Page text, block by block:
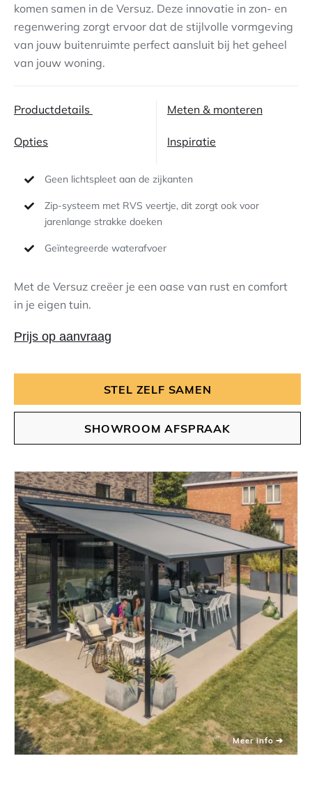
Contact
komen samen in de Versuz. Deze innovatie in zon- en
regenwering zorgt ervoor dat de stijlvolle vormgeving
van jouw buitenruimte perfect aansluit bij het geheel
van jouw woning.
Productdetails
Opties
Meten & monteren
Inspiratie
Geen lichtspleet aan de zijkanten
Zip-systeem met RVS veertje, dit zorgt ook voor
jarenlange strakke doeken
Geïntegreerde waterafvoer
Met de Versuz creëer je een oase van rust en comfort
in je eigen tuin.
Prijs op aanvraag
STEL ZELF SAMEN
SHOWROOM AFSPRAAK